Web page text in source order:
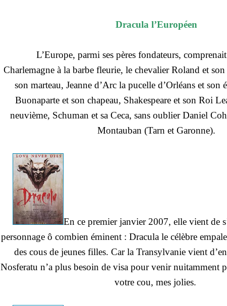
Dracula l’Européen
L’Europe, parmi ses pères fondateurs,
Charlemagne à la barbe fleurie, le chevalier Roland et
son marteau, Jeanne d’Arc la pucelle d’Orléans et son
Buonaparte et son chapeau, Shakespeare et son Roi
neuvième, Schuman et sa Ceca, sans oublier Daniel
Montauban (Tarn et Garonne).
En ce premier janvier 2007, elle vient de
personnage ô combien éminent : Dracula le célèbre
des cous de jeunes filles. Car la Transylvanie vient
Nosferatu n’a plus besoin de visa pour venir nuitamment
votre cou, mes jolies.